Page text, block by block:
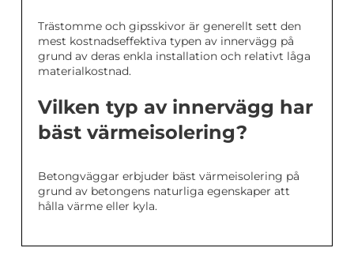
Trästomme och gipsskivor är generellt sett den
mest kostnadseffektiva typen av innervägg på
grund av deras enkla installation och relativt låga
materialkostnad.
Vilken typ av innervägg har
bäst värmeisolering?
Betongväggar erbjuder bäst värmeisolering på
grund av betongens naturliga egenskaper att
hålla värme eller kyla.